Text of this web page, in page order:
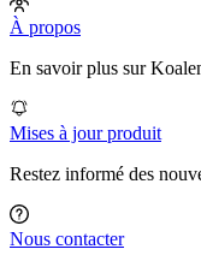
À propos
En savoir plus sur
Mises à jour produit
Restez informé des
Nous contacter